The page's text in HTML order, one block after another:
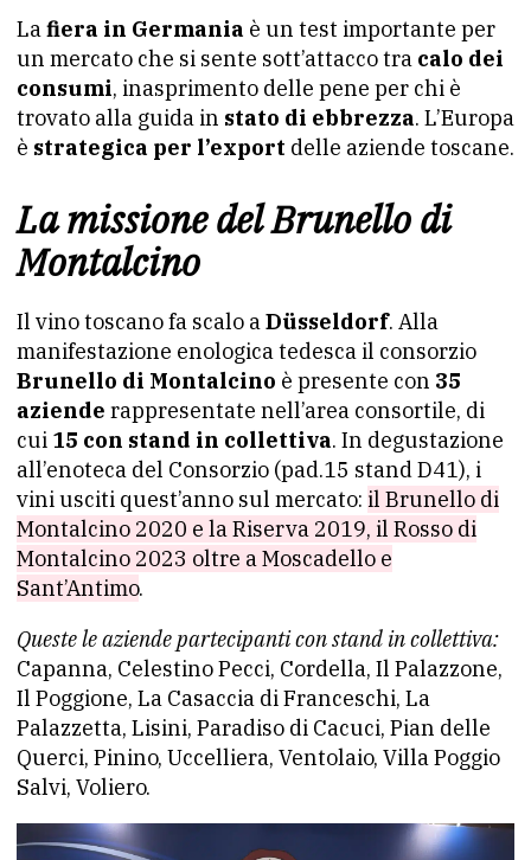
Lafiera in Germania è un test importante per
un mercato che si sente sott’attacco tra calo dei
consumi, inasprimento delle pene per chi è
trovato alla guida in stato di ebbrezza. L’Europa
è strategica per l’export delle aziende toscane.
La missione del Brunello di
Montalcino
Il vino toscano fa scalo aDüsseldorf. Alla
manifestazione enologica tedesca il consorzio
Brunello di Montalcino è presente con 35
aziende rappresentate nell’area consortile, di
cui 15 con stand in collettiva. In degustazione
all’enoteca del Consorzio (pad.15 stand D41), i
vini usciti quest’anno sul mercato: il Brunello di
Montalcino 2020 e la Riserva 2019, il Rosso di
Montalcino 2023 oltre a Moscadello e
Sant’Antimo.
Queste le aziende partecipanti con stand in collettiva:
Capanna, Celestino Pecci, Cordella, Il Palazzone,
Il Poggione, La Casaccia di Franceschi, La
Palazzetta, Lisini, Paradiso di Cacuci, Pian delle
Querci, Pinino, Uccelliera, Ventolaio, Villa Poggio
Salvi, Voliero.